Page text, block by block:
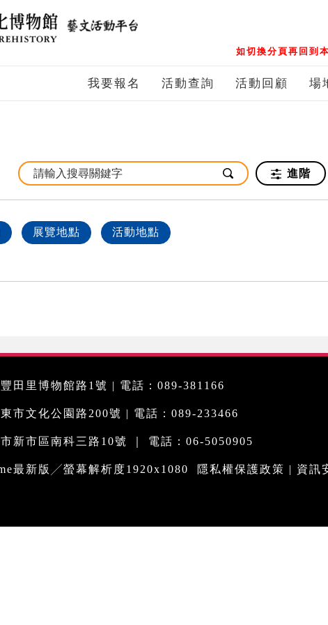
如切換分頁再回到
我要報名 活動查詢 活動回顧 場
進階
展覽地點 活動地點
田里博物館路1號 | 電話：089-381166
市文化公園路200號 | 電話：089-233466
新市區南科三路10號 ｜ 電話：06-5050905
最新版╱螢幕解析度1920x1080 隱私權保護政策 | 資訊